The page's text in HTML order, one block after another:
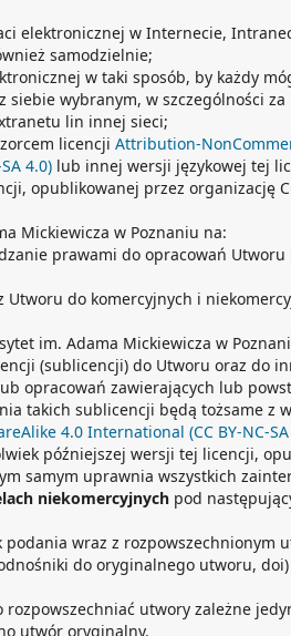
elektronicznej w Internecie,
samodzielnie;
w taki sposób, by każdy
wybranym, w szczególności za
lin innej sieci;
licencji Attribution-
4.0) lub innej wersji językowej tej
opublikowanej przez organizację
Mickiewicza w Poznaniu na:
prawami do opracowań Utworu
Utworu do komercyjnych i
im. Adama Mickiewicza w
(sublicencji) do Utworu oraz do
opracowań zawierających lub
takich sublicencji będą tożsame z
4.0 International (CC BY-NC-SA
późniejszej wersji tej licencji,
samym uprawnia wszystkich
niekomercyjnych pod
podania wraz z rozpowszechnionym
do oryginalnego utworu, doi)
rozpowszechniać utwory zależne
utwór oryginalny.